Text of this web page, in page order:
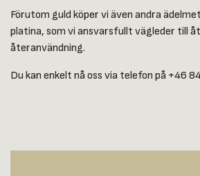
Förutom guld köper vi även andra
platina, som vi ansvarsfullt vägleder till
återanvändning.
Du kan enkelt nå oss via telefon på +46